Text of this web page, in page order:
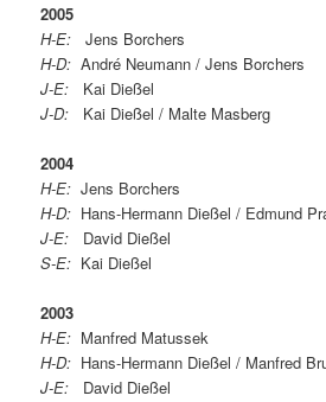
2005
H-E: Jens Borchers
H-D: André Neumann / Jens Borchers
J-E: Kai Dießel
J-D:
Kai Dießel / Malte Masberg
2004
H-E: Jens Borchers
H-D: Hans-Hermann Dießel / Edmund
J-E: David Dießel
S-E: Kai Dießel
2003
H-E: Manfred Matussek
H-D: Hans-Hermann Dießel / Manfred
J-E: David Dießel